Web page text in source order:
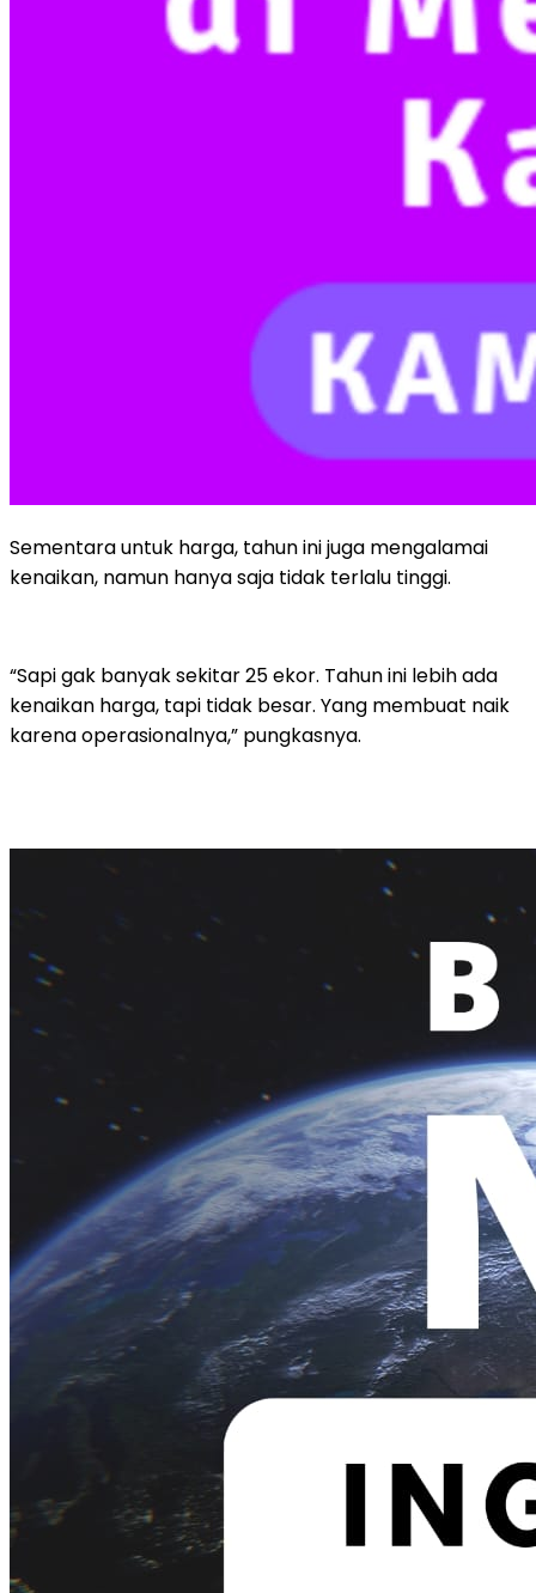
Sementara untuk harga, tahun ini juga mengalamai
kenaikan, namun hanya saja tidak terlalu tinggi.
“Sapi gak banyak sekitar 25 ekor. Tahun ini lebih ada
kenaikan harga, tapi tidak besar. Yang membuat naik
karena operasionalnya,” pungkasnya.